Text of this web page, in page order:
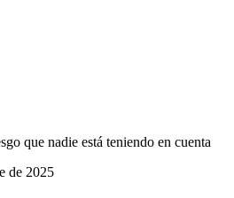
que nadie está teniendo en cuenta
de 2025